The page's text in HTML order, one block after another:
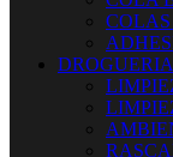
DROGUERIA